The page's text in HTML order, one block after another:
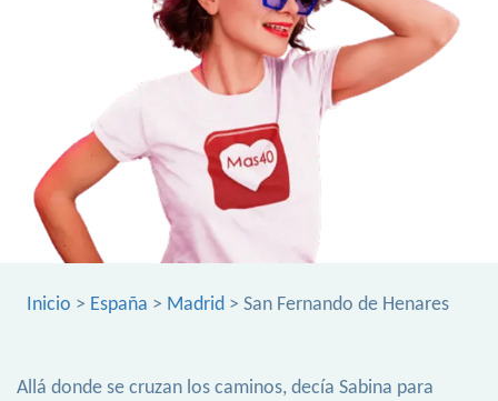
Inicio > España > Madrid > San Fernando de Henares
Allá donde se cruzan los caminos, decía Sabina para